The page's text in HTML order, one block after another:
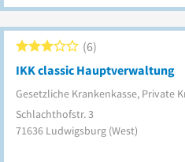
IKK classic Hauptverwaltung
Gesetzliche Krankenkasse, Private
6
Schlachthofstr. 3
71636 Ludwigsburg (West)